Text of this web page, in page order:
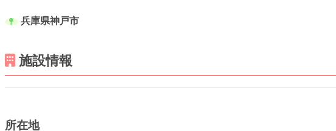
兵庫県神戸市
施設情報
所在地